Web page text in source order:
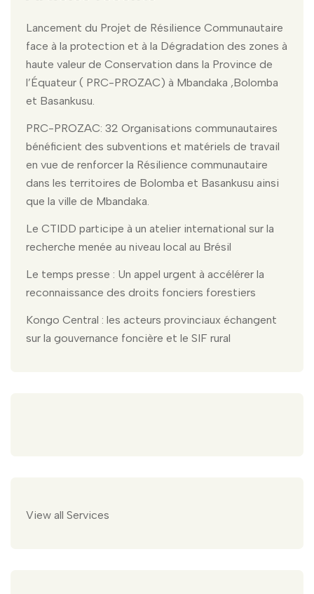
Lancement du Projet de Résilience Communautaire
face à la protection et à la Dégradation des zones à
haute valeur de Conservation dans la Province de
l’Équateur ( PRC-PROZAC) à Mbandaka ,Bolomba
et Basankusu.
PRC-PROZAC: 32 Organisations communautaires
bénéficient des subventions et matériels de travail
en vue de renforcer la Résilience communautaire
dans les territoires de Bolomba et Basankusu ainsi
que la ville de Mbandaka.
Le CTIDD participe à un atelier international sur la
recherche menée au niveau local au Brésil
Le temps presse : Un appel urgent à accélérer la
reconnaissance des droits fonciers forestiers
Kongo Central : les acteurs provinciaux échangent
sur la gouvernance foncière et le SIF rural
View all Services